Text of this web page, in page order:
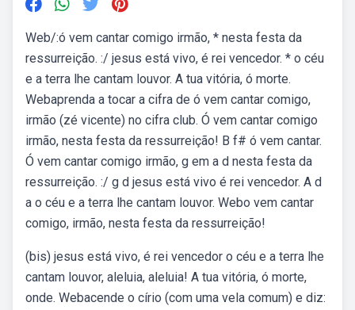
Web/:ó vem cantar comigo irmão, * nesta festa da
ressurreição. :/ jesus está vivo, é rei vencedor. * o céu
e a terra lhe cantam louvor. A tua vitória, ó morte.
Webaprenda a tocar a cifra de ó vem cantar comigo,
irmão (zé vicente) no cifra club. Ó vem cantar comigo
irmão, nesta festa da ressurreição! B f# ó vem cantar.
Ó vem cantar comigo irmão, g em a d nesta festa da
ressurreição. :/ g d jesus está vivo é rei vencedor. A d
a o céu e a terra lhe cantam louvor. Webo vem cantar
comigo, irmão, nesta festa da ressurreição!
(bis) jesus está vivo, é rei vencedor o céu e a terra lhe
cantam louvor, aleluia, aleluia! A tua vitória, ó morte,
onde. Webacende o círio (com uma vela comum) e diz: